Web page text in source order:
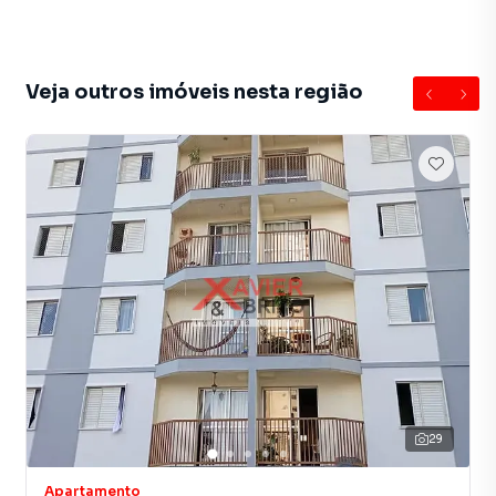
apartamentos, casas residenciais e comerciais, sobrados,
terrenos, lojas e barracões para venda ou locação, além de
empreendimentos em construção ou lançamentos na
planta em Vila Antonieta e em outras regiões de São Paulo.
Aqui você encontra milhares de ofertas para encontrar o
imóvel que mais combina com seu estilo de vida.
Negocie seu imóvel de forma totalmente online, com
segurança e tranquilidade. Na Imobiliária Xavier e Brito
você consegue comprar ou alugar um imóvel em São Paulo
mesmo não estando na cidade e com a praticidade de
fazer tudo online, direto do seu computador ou
smartphone. Nós criamos soluções inovadoras para
Veja outros imóveis nesta região
29
Apartamento